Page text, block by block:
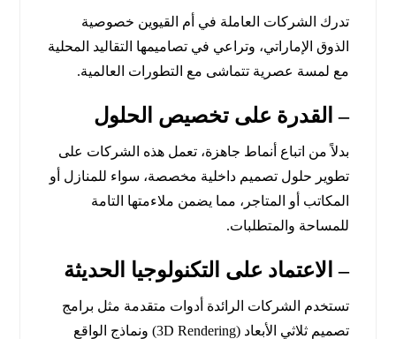
تدرك الشركات العاملة في أم القيوين خصوصية
الذوق الإماراتي، وتراعي في تصاميمها التقاليد المحلية
مع لمسة عصرية تتماشى مع التطورات العالمية.
– القدرة على تخصيص الحلول
بدلاً من اتباع أنماط جاهزة، تعمل هذه الشركات على
تطوير حلول تصميم داخلية مخصصة، سواء للمنازل أو
المكاتب أو المتاجر، مما يضمن ملاءمتها التامة
للمساحة والمتطلبات.
– الاعتماد على التكنولوجيا الحديثة
تستخدم الشركات الرائدة أدوات متقدمة مثل برامج
تصميم ثلاثي الأبعاد (3D Rendering) ونماذج الواقع